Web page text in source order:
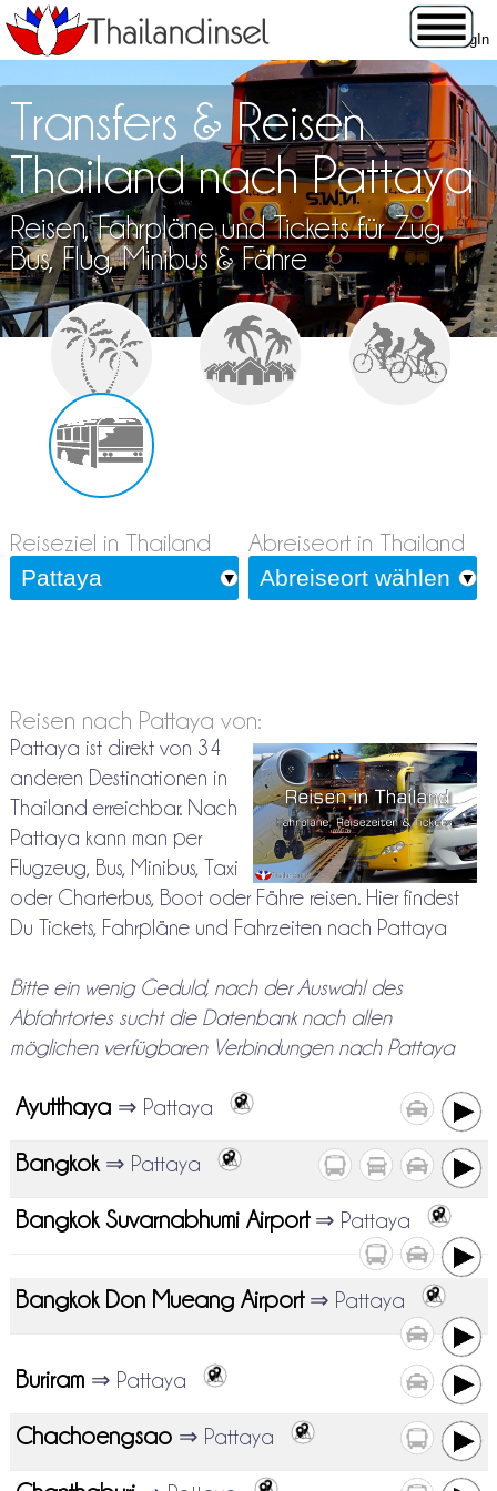
Transfers & Reisen
Thailand nach Pattaya
Reisen, Fahrpläne und Tickets für Zug,
Bus, Flug, Minibus & Fähre
Reiseziel in Thailand Abreiseort in Thailand
Reisen nach Pattaya von:
Pattaya ist direkt von 34
anderen Destinationen in
Thailand erreichbar. Nach
Pattaya kann man per
Flugzeug, Bus, Minibus, Taxi
oder Charterbus, Boot oder Fähre reisen. Hier findest
Du Tickets, Fahrpläne und Fahrzeiten nach Pattaya
Bitte ein wenig Geduld, nach der Auswahl des
Abfahrtortes sucht die Datenbank nach allen
möglichen verfügbaren Verbindungen nach Pattaya
Ayutthaya ⇒ Pattaya
Bangkok ⇒ Pattaya
Bangkok Suvarnabhumi Airport⇒ Pattaya
Bangkok Don Mueang Airport⇒ Pattaya
Buriram ⇒ Pattaya
Chachoengsao ⇒ Pattaya